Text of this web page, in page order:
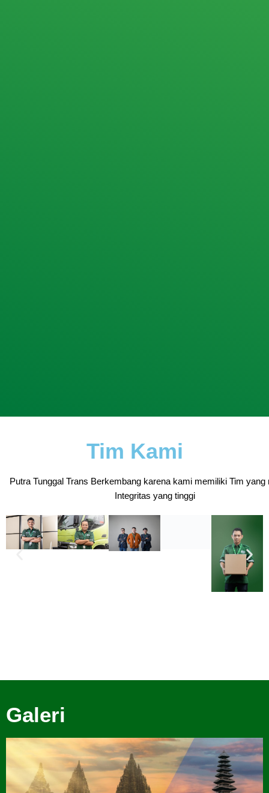
Tim Kami
Putra Tunggal Trans Berkembang karena kami memiliki Tim yang
Integritas yang tinggi
Galeri